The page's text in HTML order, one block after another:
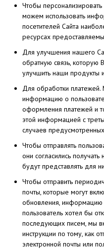
Чтобы
можем использовать
посетителей Сайта
ресурсах
Для улучшения нашего
обратную связь, которую
улучшить наши продукты
Для обработки
информацию о
оформления платежей и
этой информацией с
случаев
Чтобы отправлять
они согласились
будут представлять для
Чтобы отправить
почты, которые могут
обновления, информацию
пользователь хотел бы
последующих писем, мы
инструкции по тому, как
электронной почты или